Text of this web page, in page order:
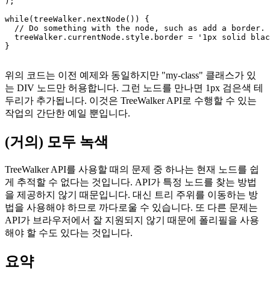
        NodeFilter.FILTER_SKIP;
  }},
  false
treeWalker.currentNode.style.border = '1px solid
}
위의 코드는 이전 예제와 동일하지만 "my-class" 클래스가 있
는 DIV 노드만 허용합니다. 그런 노드를 만나면 1px 검은색 테
두리가 추가됩니다. 이것은 TreeWalker API로 수행할 수 있는
작업의 간단한 예일 뿐입니다.
(거의) 모두 녹색
TreeWalker API를 사용할 때의 문제 중 하나는 현재 노드를 쉽
게 추적할 수 없다는 것입니다. API가 특정 노드를 찾는 방법
을 제공하지 않기 때문입니다. 대신 트리 주위를 이동하는 방
법을 사용해야 하므로 까다로울 수 있습니다. 또 다른 문제는
API가 브라우저에서 잘 지원되지 않기 때문에 폴리필을 사용
해야 할 수도 있다는 것입니다.